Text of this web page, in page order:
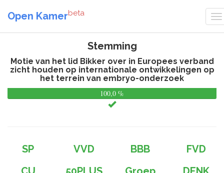
Open Kamerbeta
Stemming
Motie van het lid Bikker over in Europees verband
zicht houden op internationale ontwikkelingen op
het terrein van embryo-onderzoek
100,0 %
SP VVD BBB
FVD